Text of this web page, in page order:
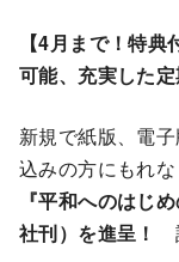
【4月まで！特
可能、充実した定
新規で紙版、電
込みの方にもれ
『平和へのはじ
社刊）を進呈！